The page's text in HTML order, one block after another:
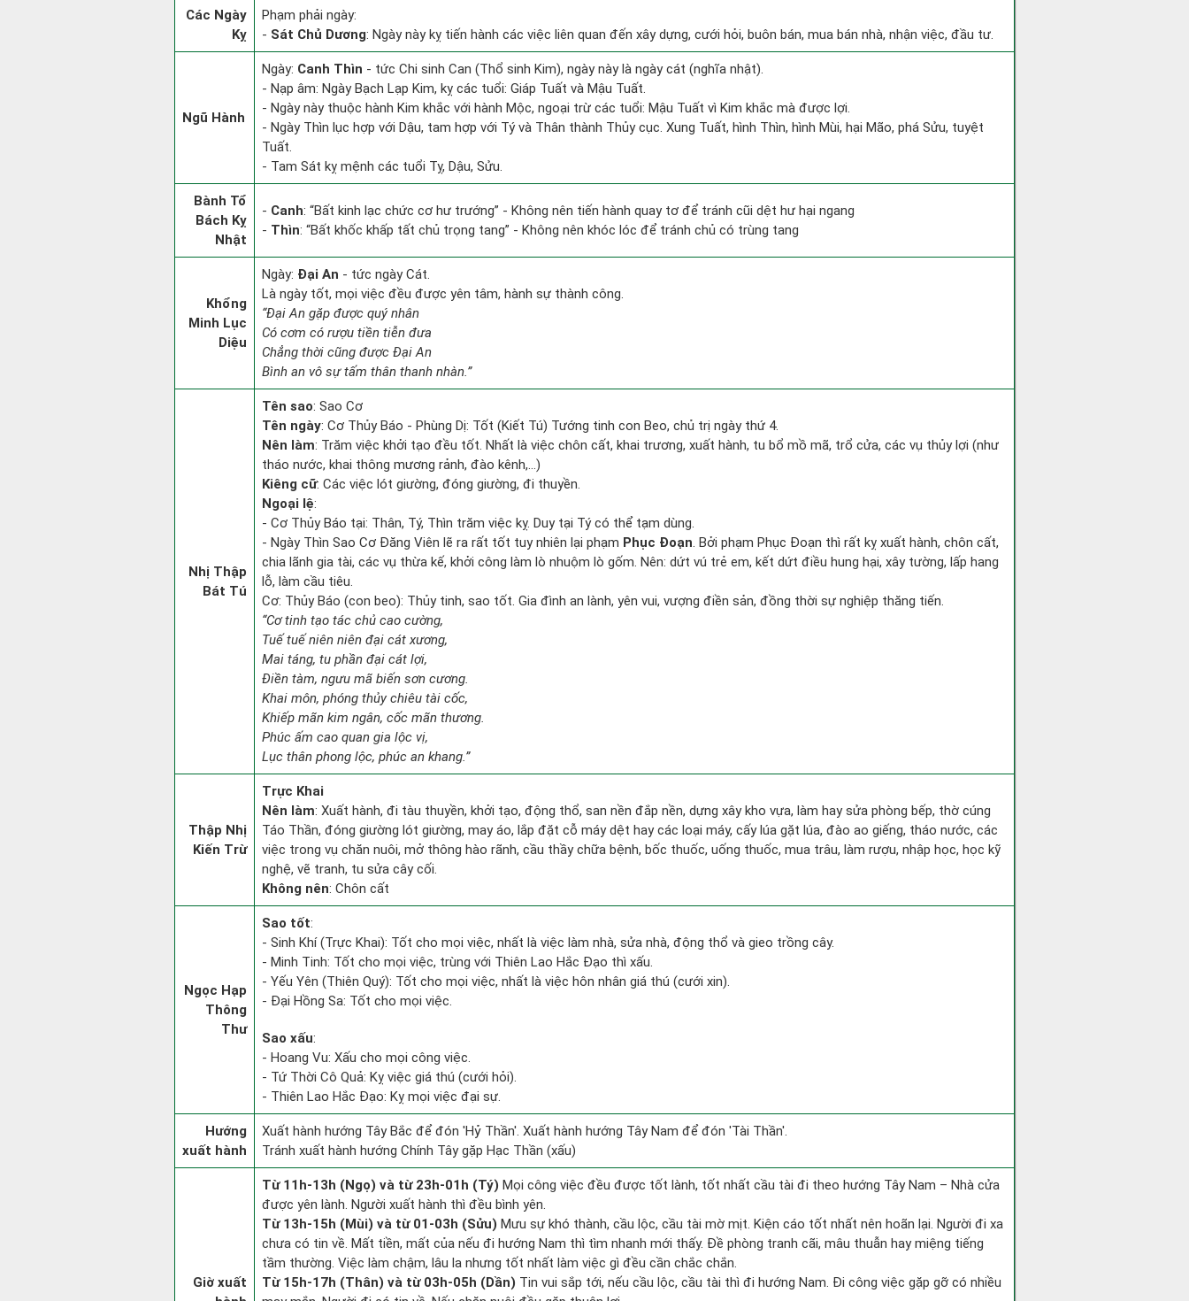
Các Ngày
Kỵ
Phạm phải ngày:
- Sát Chủ Dương: Ngày này kỵ tiến hành các việc liên quan đến xây dựng, cưới hỏi, buôn bán, mua bán nhà, nhận việc, đầu tư.
Ngũ Hành
Ngày: Canh Thìn - tức Chi sinh Can (Thổ sinh Kim), ngày này là ngày cát (nghĩa nhật).
- Nạp âm: Ngày Bạch Lạp Kim, kỵ các tuổi: Giáp Tuất và Mậu Tuất.
- Ngày này thuộc hành Kim khắc với hành Mộc, ngoại trừ các tuổi: Mậu Tuất vì Kim khắc mà được lợi.
- Ngày Thìn lục hợp với Dậu, tam hợp với Tý và Thân thành Thủy cục. Xung Tuất, hình Thìn, hình Mùi, hại Mão, phá Sửu, tuyệt
Tuất.
- Tam Sát kỵ mệnh các tuổi Tỵ, Dậu, Sửu.
Bành Tổ
Bách Kỵ
Nhật
- Canh: “Bất kinh lạc chức cơ hư trướng” - Không nên tiến hành quay tơ để tránh cũi dệt hư hại ngang
- Thìn: “Bất khốc khấp tất chủ trọng tang” - Không nên khóc lóc để tránh chủ có trùng tang
Khổng
Minh Lục
Diệu
Ngày: Đại An - tức ngày Cát.
Là ngày tốt, mọi việc đều được yên tâm, hành sự thành công.
“Đại An gặp được quý nhân
Có cơm có rượu tiền tiễn đưa
Chẳng thời cũng được Đại An
Bình an vô sự tấm thân thanh nhàn.”
Nhị Thập
Bát Tú
Tên sao: Sao Cơ
Tên ngày: Cơ Thủy Báo - Phùng Dị: Tốt (Kiết Tú) Tướng tinh con Beo, chủ trị ngày thứ 4.
Nên làm: Trăm việc khởi tạo đều tốt. Nhất là việc chôn cất, khai trương, xuất hành, tu bổ mồ mã, trổ cửa, các vụ thủy lợi (như
tháo nước, khai thông mương rảnh, đào kênh,...)
Kiêng cữ: Các việc lót giường, đóng giường, đi thuyền.
Ngoại lệ:
- Cơ Thủy Báo tại: Thân, Tý, Thìn trăm việc kỵ. Duy tại Tý có thể tạm dùng.
- Ngày Thìn Sao Cơ Đăng Viên lẽ ra rất tốt tuy nhiên lại phạm Phục Đoạn. Bởi phạm Phục Đoạn thì rất kỵ xuất hành, chôn cất,
chia lãnh gia tài, các vụ thừa kế, khởi công làm lò nhuộm lò gốm. Nên: dứt vú trẻ em, kết dứt điều hung hại, xây tường, lấp hang
lỗ, làm cầu tiêu.
Cơ: Thủy Báo (con beo): Thủy tinh, sao tốt. Gia đình an lành, yên vui, vượng điền sản, đồng thời sự nghiệp thăng tiến.
“Cơ tinh tạo tác chủ cao cường,
Tuế tuế niên niên đại cát xương,
Mai táng, tu phần đại cát lợi,
Điền tàm, ngưu mã biến sơn cương.
Khai môn, phóng thủy chiêu tài cốc,
Khiếp mãn kim ngân, cốc mãn thương.
Phúc ấm cao quan gia lộc vị,
Lục thân phong lộc, phúc an khang.”
Thập Nhị
Kiến Trừ
Trực Khai
Nên làm: Xuất hành, đi tàu thuyền, khởi tạo, động thổ, san nền đắp nền, dựng xây kho vựa, làm hay sửa phòng bếp, thờ cúng
Táo Thần, đóng giường lót giường, may áo, lắp đặt cỗ máy dệt hay các loại máy, cấy lúa gặt lúa, đào ao giếng, tháo nước, các
việc trong vụ chăn nuôi, mở thông hào rãnh, cầu thầy chữa bệnh, bốc thuốc, uống thuốc, mua trâu, làm rượu, nhập học, học kỹ
nghệ, vẽ tranh, tu sửa cây cối.
Không nên: Chôn cất
Ngọc Hạp
Thông
Thư
Sao tốt:
- Sinh Khí (Trực Khai): Tốt cho mọi việc, nhất là việc làm nhà, sửa nhà, động thổ và gieo trồng cây.
- Minh Tinh: Tốt cho mọi việc, trùng với Thiên Lao Hắc Đạo thì xấu.
- Yếu Yên (Thiên Quý): Tốt cho mọi việc, nhất là việc hôn nhân giá thú (cưới xin).
- Đại Hồng Sa: Tốt cho mọi việc.
Sao xấu:
- Hoang Vu: Xấu cho mọi công việc.
- Tứ Thời Cô Quả: Kỵ việc giá thú (cưới hỏi).
- Thiên Lao Hắc Đạo: Kỵ mọi việc đại sự.
Hướng
xuất hành
Xuất hành hướng Tây Bắc để đón 'Hỷ Thần'. Xuất hành hướng Tây Nam để đón 'Tài Thần'.
Tránh xuất hành hướng Chính Tây gặp Hạc Thần (xấu)
Giờ xuất
Từ 11h-13h (Ngọ) và từ 23h-01h (Tý) Mọi công việc đều được tốt lành, tốt nhất cầu tài đi theo hướng Tây Nam – Nhà cửa
được yên lành. Người xuất hành thì đều bình yên.
Từ 13h-15h (Mùi) và từ 01-03h (Sửu) Mưu sự khó thành, cầu lộc, cầu tài mờ mịt. Kiện cáo tốt nhất nên hoãn lại. Người đi xa
chưa có tin về. Mất tiền, mất của nếu đi hướng Nam thì tìm nhanh mới thấy. Đề phòng tranh cãi, mâu thuẫn hay miệng tiếng
tầm thường. Việc làm chậm, lâu la nhưng tốt nhất làm việc gì đều cần chắc chắn.
Từ 15h-17h (Thân) và từ 03h-05h (Dần) Tin vui sắp tới, nếu cầu lộc, cầu tài thì đi hướng Nam. Đi công việc gặp gỡ có nhiều